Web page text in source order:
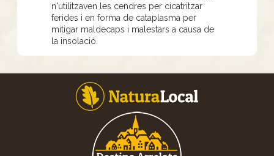
n'utilitzaven les cendres per cicatritzar
ferides i en forma de cataplasma per
mitigar maldecaps i malestars a causa de
la insolació.